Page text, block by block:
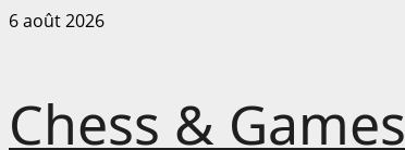
Passer
6 août 2026
Chess & Games